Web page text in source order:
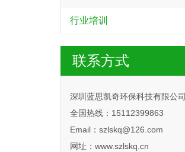
行业培训
联系方式
深圳蓝思凯奇环保科技有限公司
全国热线：15112399863
Email：szlskq@126.com
网址：www.szlskq.cn